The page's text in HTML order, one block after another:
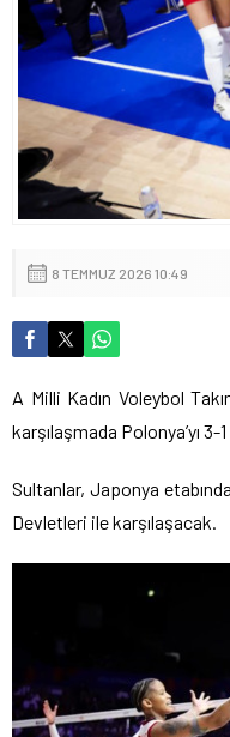
8 TEMMUZ 2026 10:49
A Milli Kadın Voleybol
karşılaşmada Polonya’yı
Sultanlar, Japonya
Devletleri ile karşılaşacak.